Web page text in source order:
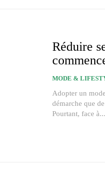
Réduire
MODE &
Adopter un
démarche que
Pourtant, face à...